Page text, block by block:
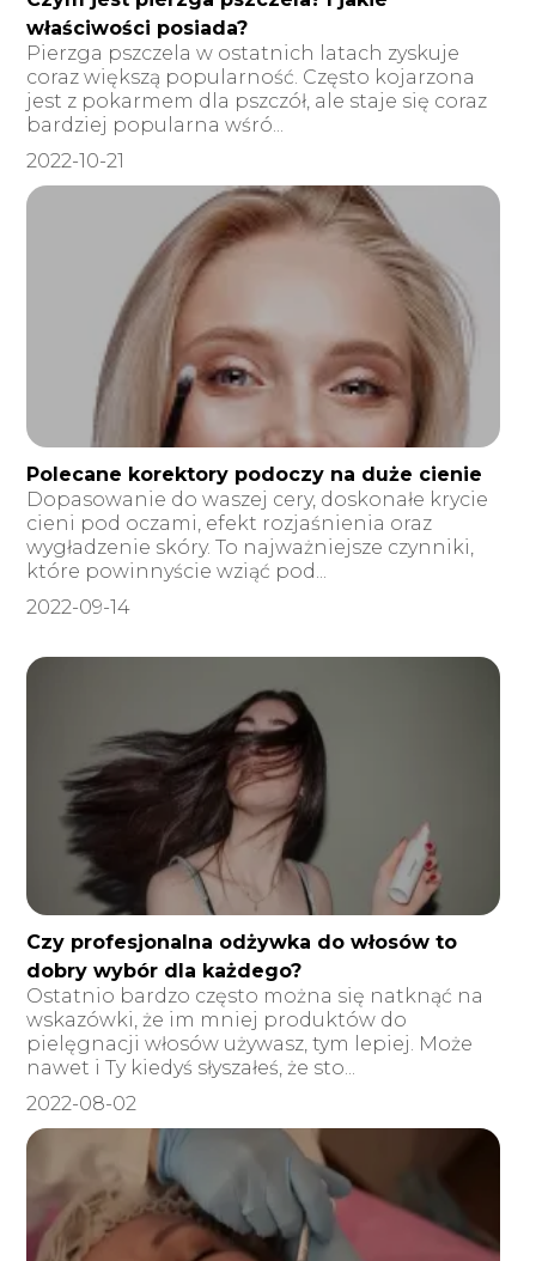
właściwości posiada?
Pierzga pszczela w ostatnich latach zyskuje
coraz większą popularność. Często kojarzona
jest z pokarmem dla pszczół, ale staje się coraz
bardziej popularna wśró...
2022-10-21
Polecane korektory podoczy na duże cienie
Dopasowanie do waszej cery, doskonałe krycie
cieni pod oczami, efekt rozjaśnienia oraz
wygładzenie skóry. To najważniejsze czynniki,
które powinnyście wziąć pod...
2022-09-14
Czy profesjonalna odżywka do włosów to
dobry wybór dla każdego?
Ostatnio bardzo często można się natknąć na
wskazówki, że im mniej produktów do
pielęgnacji włosów używasz, tym lepiej. Może
nawet i Ty kiedyś słyszałeś, że sto...
2022-08-02